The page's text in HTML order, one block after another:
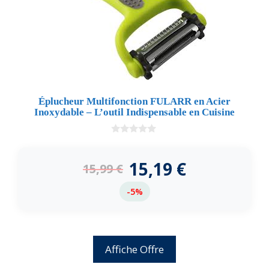
Éplucheur Multifonction FULARR en Acier
Inoxydable – L’outil Indispensable en Cuisine
5
15,99€ 15,19 €
-5%
Affiche Offre